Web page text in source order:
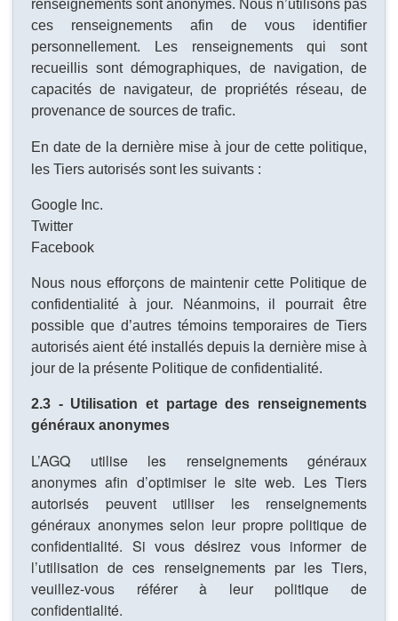
renseignements sont anonymes. Nous n’utilisons pas
ces renseignements afin de vous identifier
personnellement. Les renseignements qui sont
recueillis sont démographiques, de navigation, de
capacités de navigateur, de propriétés réseau, de
provenance de sources de trafic.
En date de la dernière mise à jour de cette politique,
les Tiers autorisés sont les suivants :
Google Inc.
Twitter
Facebook
Nous nous efforçons de maintenir cette Politique de
confidentialité à jour. Néanmoins, il pourrait être
possible que d’autres témoins temporaires de Tiers
autorisés aient été installés depuis la dernière mise à
jour de la présente Politique de confidentialité.
2.3 - Utilisation et partage des renseignements
généraux anonymes
L’AGQ utilise les renseignements généraux
anonymes afin d’optimiser le site web. Les Tiers
autorisés peuvent utiliser les renseignements
généraux anonymes selon leur propre politique de
confidentialité. Si vous désirez vous informer de
l’utilisation de ces renseignements par les Tiers,
veuillez-vous référer à leur politique de
confidentialité.